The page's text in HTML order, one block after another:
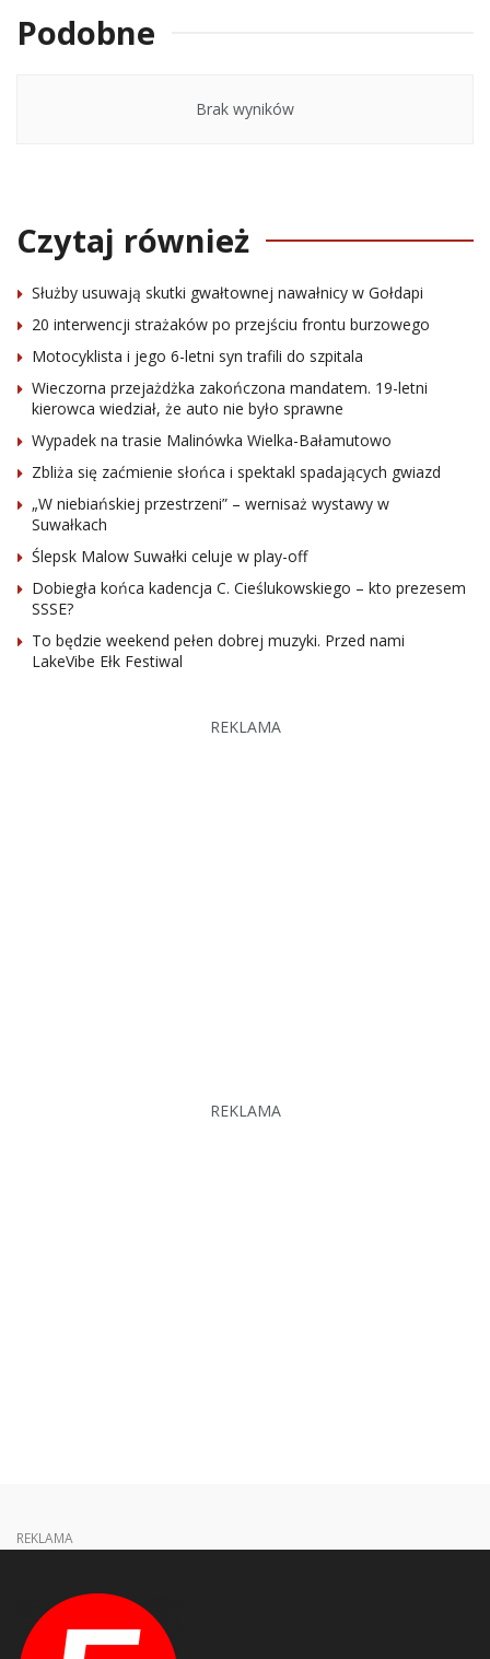
Podobne
Brak wyników
Czytaj również
Służby usuwają skutki gwałtownej nawałnicy w Gołdapi
20 interwencji strażaków po przejściu frontu burzowego
Motocyklista i jego 6-letni syn trafili do szpitala
Wieczorna przejażdżka zakończona mandatem. 19-letni
kierowca wiedział, że auto nie było sprawne
Wypadek na trasie Malinówka Wielka-Bałamutowo
Zbliża się zaćmienie słońca i spektakl spadających gwiazd
„W niebiańskiej przestrzeni” – wernisaż wystawy w
Suwałkach
Ślepsk Malow Suwałki celuje w play-off
Dobiegła końca kadencja C. Cieślukowskiego – kto prezesem
SSSE?
To będzie weekend pełen dobrej muzyki. Przed nami
LakeVibe Ełk Festiwal
REKLAMA
REKLAMA
REKLAMA